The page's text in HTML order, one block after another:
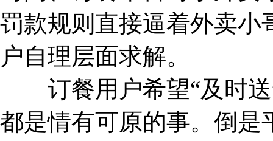
罚款规则直接逼着外卖
户自理层面求解。
订餐用户希望“及时送
都是情有可原的事。倒是